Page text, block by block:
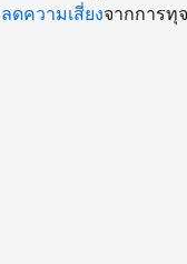
ลดความเสี่ยงจากการทุ